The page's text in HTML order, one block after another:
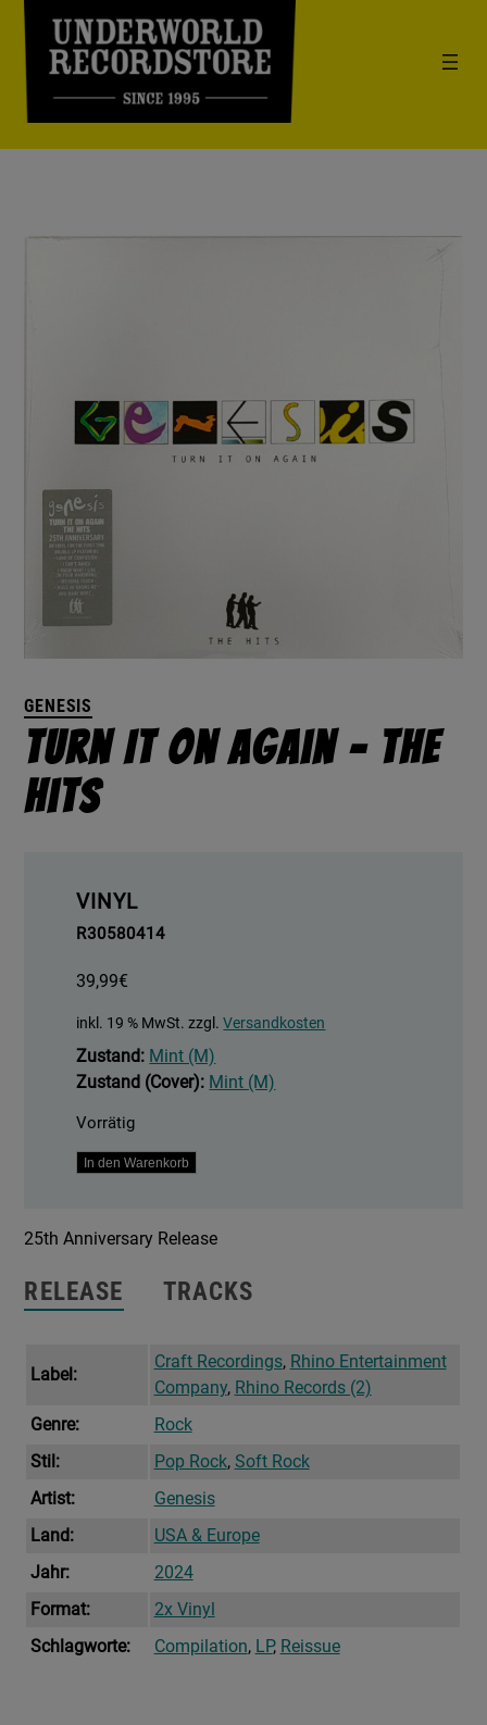
GENESIS
Turn It On Again – The
Hits
VINYL
R30580414
39,99€
inkl. 19 % MwSt. zzgl.Versandkosten
Zustand: Mint (M)
Zustand (Cover): Mint (M)
Vorrätig
Turn
Again
The
In den Warenkorb
25th Anniversary Release
RELEASE TRACKS
Label:
Craft Recordings, Rhino Entertainment
Company, Rhino Records (2)
Genre:
Rock
Stil:
Pop Rock, Soft Rock
Artist:
Genesis
Land:
USA & Europe
Jahr:
2024
Format:
2x Vinyl
Schlagworte:
Compilation, LP, Reissue